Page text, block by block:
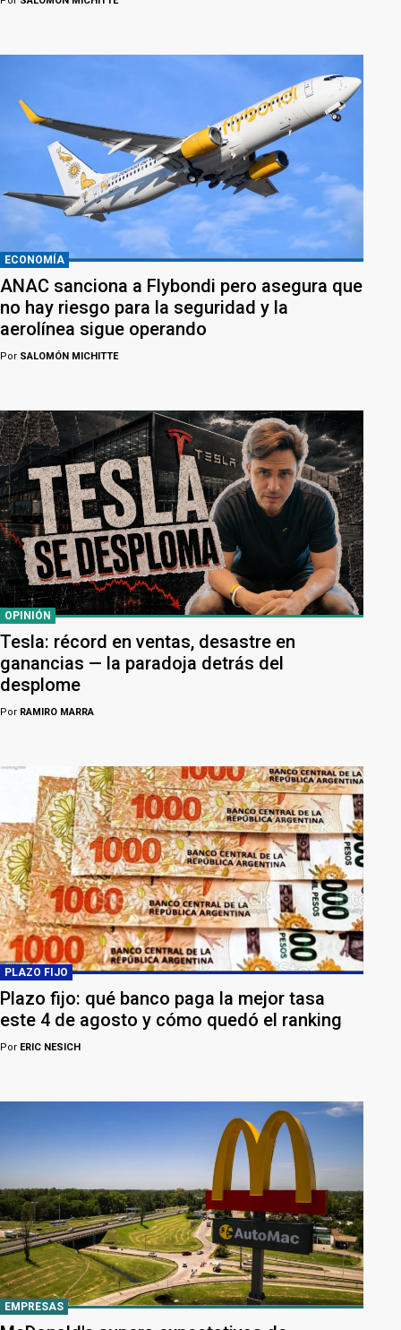
ECONOMÍA
ANAC sanciona a Flybondi pero asegura que
no hay riesgo para la seguridad y la
aerolínea sigue operando
Por SALOMÓN MICHITTE
OPINIÓN
Tesla: récord en ventas, desastre en
ganancias — la paradoja detrás del
desplome
Por RAMIRO MARRA
PLAZO FIJO
Plazo fijo: qué banco paga la mejor tasa
este 4 de agosto y cómo quedó el ranking
Por ERIC NESICH
EMPRESAS